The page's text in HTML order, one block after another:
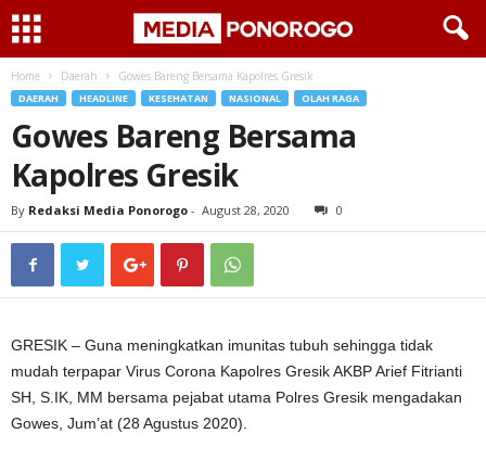
Home Daerah Gowes Bareng Bersama Kapolres Gresik
DAERAH HEADLINE KESEHATAN NASIONAL OLAH RAGA
Gowes Bareng Bersama
Kapolres Gresik
By Redaksi Media Ponorogo - August 28, 2020 0
GRESIK – Guna meningkatkan imunitas tubuh sehingga tidak
mudah terpapar Virus Corona Kapolres Gresik AKBP Arief Fitrianti
SH, S.IK, MM bersama pejabat utama Polres Gresik mengadakan
Gowes, Jum’at (28 Agustus 2020).